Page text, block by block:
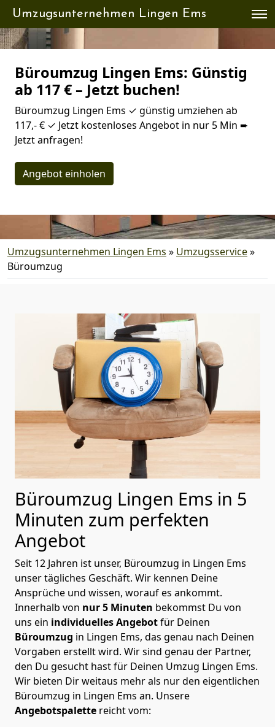
Umzugsunternehmen Lingen Ems
Büroumzug Lingen Ems: Günstig
ab 117 € – Jetzt buchen!
Büroumzug Lingen Ems ✓ günstig umziehen ab
117,- € ✓ Jetzt kostenloses Angebot in nur 5 Min ➨
Jetzt anfragen!
Angebot einholen
Umzugsunternehmen Lingen Ems » Umzugsservice»
Büroumzug
Büroumzug Lingen Ems in 5
Minuten zum perfekten
Angebot
Seit 12 Jahren ist unser, Büroumzug in Lingen Ems
unser tägliches Geschäft. Wir kennen Deine
Ansprüche und wissen, worauf es ankommt.
Innerhalb von nur 5 Minuten bekommst Du von
uns ein individuelles Angebotfür Deinen
Büroumzug in Lingen Ems, das genau nach Deinen
Vorgaben erstellt wird. Wir sind genau der Partner,
den Du gesucht hast für Deinen Umzug Lingen Ems.
Wir bieten Dir weitaus mehr als nur den eigentlichen
Büroumzug in Lingen Ems an. Unsere
Angebotspalette reicht vom: